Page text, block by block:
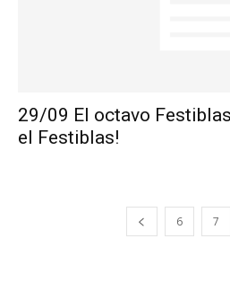
29/09 El octavo
el Festiblas!
6 7